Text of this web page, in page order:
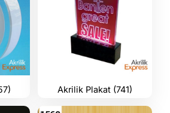
Akrilik Plakat (741)